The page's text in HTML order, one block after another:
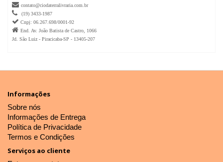
 contato@ciodaterralivraria.com.br
 (19) 3433-1987
 Cnpj: 06.267.698/0001-92
 End. Av. João Batista de Castro, 1066
Jd. São Luiz - Piracicaba-SP - 13405-207
Informações
Sobre nós
Informações de Entrega
Política de Privacidade
Termos e Condições
Serviços ao cliente